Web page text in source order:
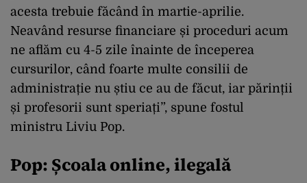
acesta trebuie făcând în martie-aprilie.
Neavând resurse financiare și proceduri acum
ne aflăm cu 4-5 zile înainte de începerea
cursurilor, când foarte multe consilii de
administrație nu știu ce au de făcut, iar părinții
și profesorii sunt speriați”, spune fostul
ministru Liviu Pop.
Pop: Școala online, ilegală